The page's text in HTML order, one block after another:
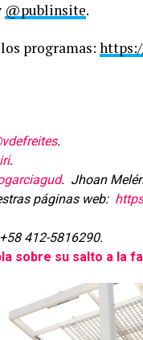
@publinsite.
programas:
.
.
. Jhoan
páginas web:
412-5816290.
sobre su salto a la